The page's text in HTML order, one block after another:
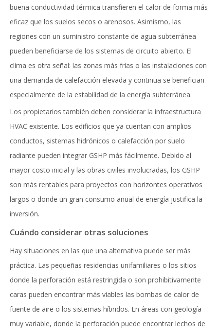
buena conductividad térmica transfieren el calor de forma más
eficaz que los suelos secos o arenosos. Asimismo, las
regiones con un suministro constante de agua subterránea
pueden beneficiarse de los sistemas de circuito abierto. El
clima es otra señal: las zonas más frías o las instalaciones con
una demanda de calefacción elevada y continua se benefician
especialmente de la estabilidad de la energía subterránea.
Los propietarios también deben considerar la infraestructura
HVAC existente. Los edificios que ya cuentan con amplios
conductos, sistemas hidrónicos o calefacción por suelo
radiante pueden integrar GSHP más fácilmente. Debido al
mayor costo inicial y las obras civiles involucradas, los GSHP
son más rentables para proyectos con horizontes operativos
largos o donde un gran consumo anual de energía justifica la
inversión.
Cuándo considerar otras soluciones
Hay situaciones en las que una alternativa puede ser más
práctica. Las pequeñas residencias unifamiliares o los sitios
donde la perforación está restringida o son prohibitivamente
caras pueden encontrar más viables las bombas de calor de
fuente de aire o los sistemas híbridos. En áreas con geología
muy variable, donde la perforación puede encontrar lechos de